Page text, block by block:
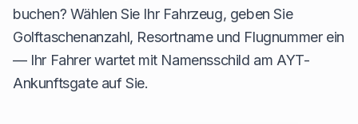
buchen? Wählen Sie Ihr Fahrzeug, geben Sie
Golftaschenanzahl, Resortname und Flugnummer ein
— Ihr Fahrer wartet mit Namensschild am AYT-
Ankunftsgate auf Sie.